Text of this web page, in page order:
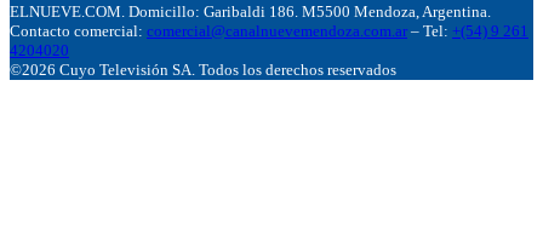
ELNUEVE.COM. Domicillo: Garibaldi 186. M5500 Mendoza, Argentina.
Contacto comercial: comercial@canalnuevemendoza.com.ar – Tel: +(54) 9 261
4204020
©2026 Cuyo Televisión SA. Todos los derechos reservados